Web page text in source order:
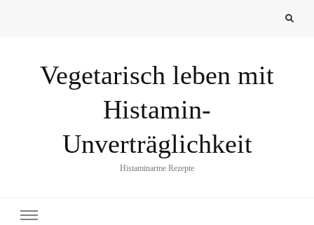
Vegetarisch leben mit
Histamin-
Unverträglichkeit
Histaminarme Rezepte